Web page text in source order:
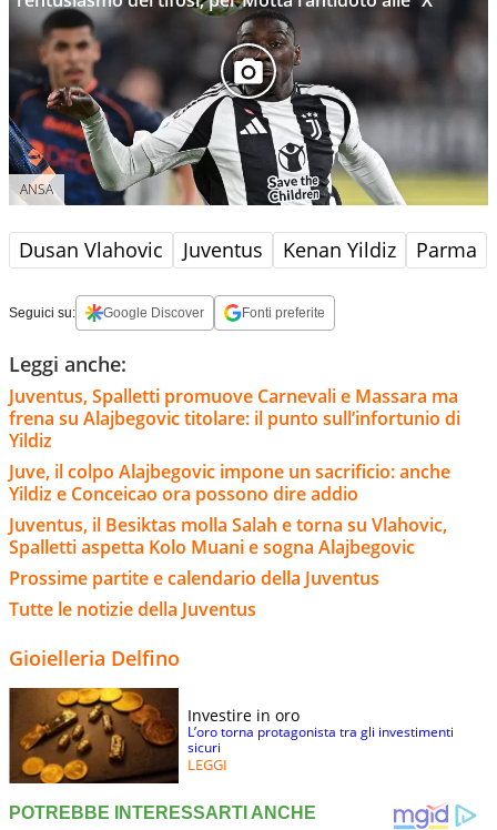
ANSA
Dusan Vlahovic Juventus Kenan Yildiz Parma
Seguici su: Google Discover Fonti preferite
Leggi anche:
Juventus, Spalletti promuove Carnevali e Massara ma
frena su Alajbegovic titolare: il punto sull’infortunio di
Yildiz
Juve, il colpo Alajbegovic impone un sacrificio: anche
Yildiz e Conceicao ora possono dire addio
Juventus, il Besiktas molla Salah e torna su Vlahovic,
Spalletti aspetta Kolo Muani e sogna Alajbegovic
Prossime partite e calendario della Juventus
Tutte le notizie della Juventus
Gioielleria Delfino
Investire in oro
L’oro torna protagonista tra gli investimenti
sicuri
LEGGI